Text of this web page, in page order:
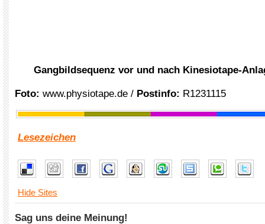
Gangbildsequenz vor und nach Kinesiotape-
Foto: www.physiotape.de / Postinfo: R1231115
Lesezeichen
Hide Sites
Sag uns deine Meinung!